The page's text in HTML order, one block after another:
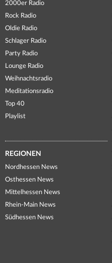
2000er Radio
Rock Radio
Oldie Radio
Schlager Radio
Party Radio
Lounge Radio
Weihnachtsradio
Meditationsradio
Top 40
Playlist
REGIONEN
Nordhessen News
Osthessen News
Mittelhessen News
Rhein-Main News
Südhessen News